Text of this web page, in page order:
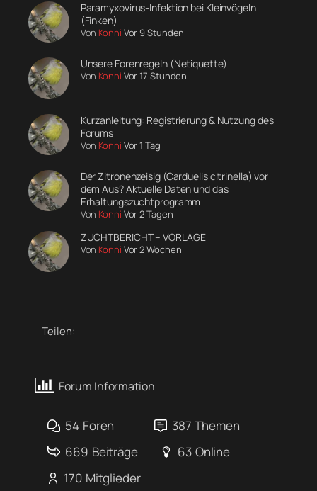
Paramyxovirus-Infektion bei Kleinvögeln
(Finken)
Von Konni Vor 9 Stunden
Unsere Forenregeln (Netiquette)
Von Konni Vor 17 Stunden
Kurzanleitung: Registrierung & Nutzung des
Forums
Von Konni Vor 1 Tag
Der Zitronenzeisig (Carduelis citrinella) vor
dem Aus? Aktuelle Daten und das
Erhaltungszuchtprogramm
Von Konni Vor 2 Tagen
ZUCHTBERICHT – VORLAGE
Von Konni Vor 2 Wochen
Teilen:
Forum Information
54 Foren 387 Themen
669 Beiträge 63 Online
170 Mitglieder